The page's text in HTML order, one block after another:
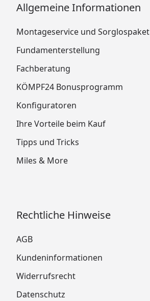
Allgemeine Informationen
Montageservice und Sorglospaket
Fundamenterstellung
Fachberatung
KÖMPF24 Bonusprogramm
Konfiguratoren
Ihre Vorteile beim Kauf
Tipps und Tricks
Miles & More
Rechtliche Hinweise
AGB
Kundeninformationen
Widerrufsrecht
Datenschutz